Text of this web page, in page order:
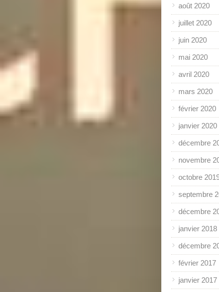
août 2020
juillet 2020
juin 2020
mai 2020
avril 2020
mars 2020
février 2020
janvier 2020
décembre
novembre
octobre
septembre
décembre
janvier 2018
décembre
février 2017
janvier 2017